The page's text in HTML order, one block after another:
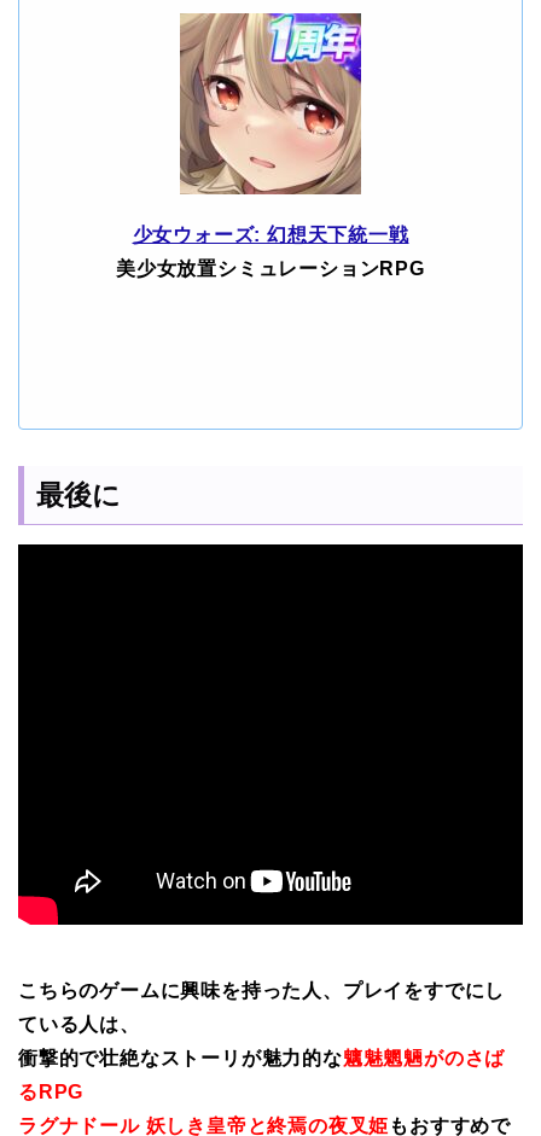
少女ウォーズ: 幻想天下統一戦
美少女放置シミュレーションRPG
最後に
こちらのゲームに興味を持った人、プレイをすでにし
ている人は、
衝撃的で壮絶なストーリが魅力的な魑魅魍魎がのさば
るRPG
ラグナドール 妖しき皇帝と終焉の夜叉姫 もおすすめで